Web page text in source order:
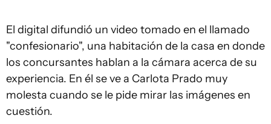
El digital difundió un video tomado en el llamado
"confesionario", una habitación de la casa en donde
los concursantes hablan a la cámara acerca de su
experiencia. En él se ve a Carlota Prado muy
molesta cuando se le pide mirar las imágenes en
cuestión.